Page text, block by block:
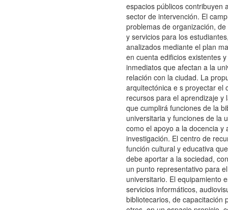
espacios públicos contribuyen
sector de intervención. El
problemas de organización,
y servicios para los
analizados mediante el plan
en cuenta edificios existentes
inmediatos que afectan a la
relación con la ciudad. La
arquitectónica e s proyectar el
recursos para el aprendizaje y
que cumplirá funciones de la
universitaria y funciones de la
como el apoyo a la docencia y
investigación. El centro de
función cultural y educativa
debe aportar a la sociedad,
un punto representativo para
universitario. El equipamiento
servicios informáticos,
bibliotecarios, de capacitación